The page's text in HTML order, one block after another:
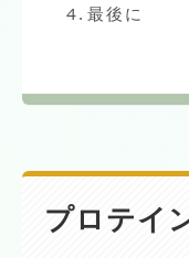
最後に
プロテイ